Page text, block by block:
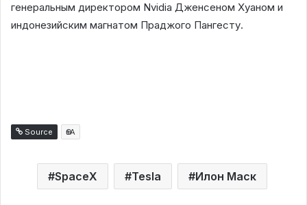
генеральным директором Nvidia Дженсеном Хуаном и
индонезийским магнатом Праджого Пангесту.
Source ӨзА
SpaceX Tesla Илон Маск